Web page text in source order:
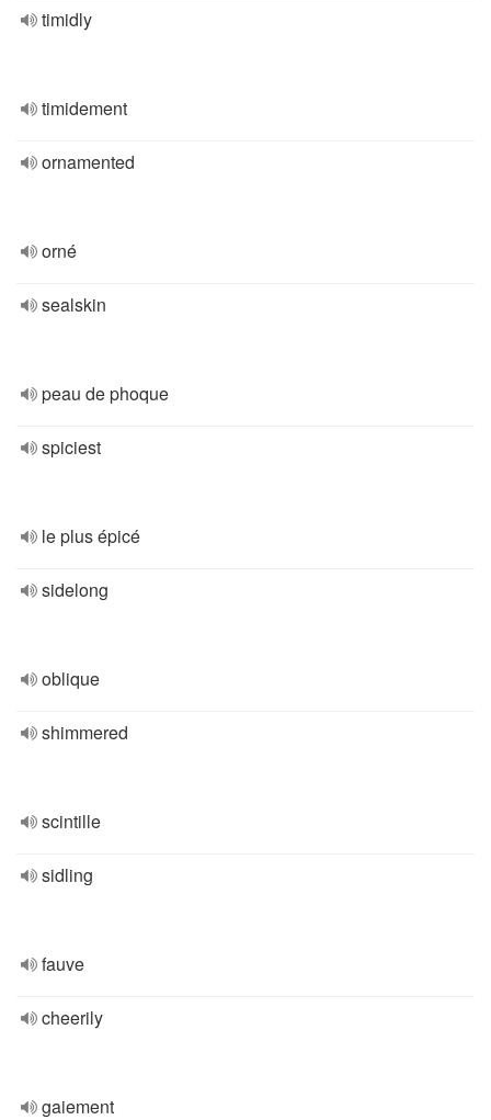
timidly
timidement
ornamented
orné
sealskin
peau de phoque
spiciest
le plus épicé
sidelong
oblique
shimmered
scintille
sidling
fauve
cheerily
gaiement